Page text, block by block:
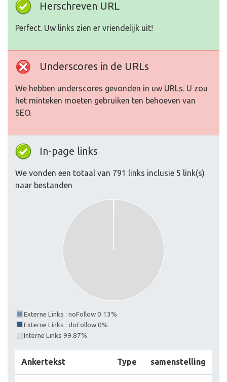
Herschreven URL
Perfect. Uw links zien er vriendelijk uit!
Underscores in de URLs
We hebben underscores gevonden in uw URLs. U zou
het minteken moeten gebruiken ten behoeven van
SEO.
In-page links
We vonden een totaal van 791 links inclusie 5 link(s)
naar bestanden
Externe Links : noFollow 0.13%
Externe Links : doFollow 0%
Interne Links 99.87%
Ankertekst Type samenstelling